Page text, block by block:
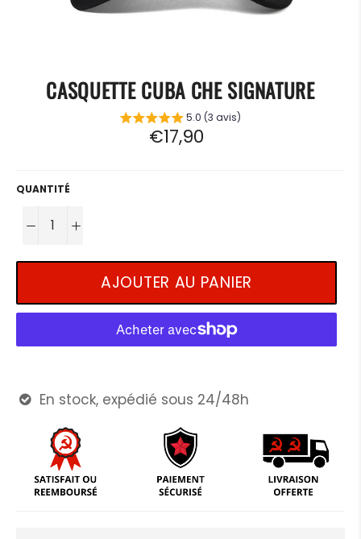
CASQUETTE CUBA CHE SIGNATURE
5.0 (3 avis)
Prix
régulier
€17,90
QUANTITÉ
− +
AJOUTER AU PANIER
 En stock, expédié sous 24/48h